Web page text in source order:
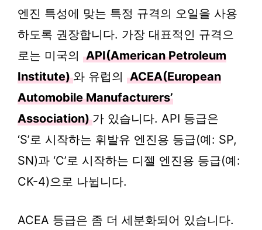
엔진 특성에 맞는 특정 규격의 오일을 사용
하도록 권장합니다. 가장 대표적인 규격으
로는 미국의 API(American Petroleum
Institute) 와 유럽의 ACEA(European
Automobile Manufacturers’
Association) 가 있습니다. API 등급은
‘S’로 시작하는 휘발유 엔진용 등급(예: SP,
SN)과 ‘C’로 시작하는 디젤 엔진용 등급(예:
CK-4)으로 나뉩니다.
ACEA 등급은 좀 더 세분화되어 있습니다.